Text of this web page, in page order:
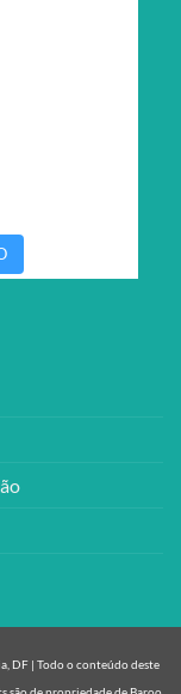
DF | Todo o conteúdo deste